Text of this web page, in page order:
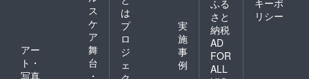
ス
ケ
ア
アー
ト・
写真
舞
台
・
は
プ
ロ
ジ
ェ
実
施
事
例
ふる
さと
納税
AD
FOR
ALL
リシー